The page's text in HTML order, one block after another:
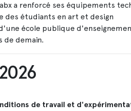
a renforcé ses équipements
des étudiants en art et design
école publique
demain.
de travail et